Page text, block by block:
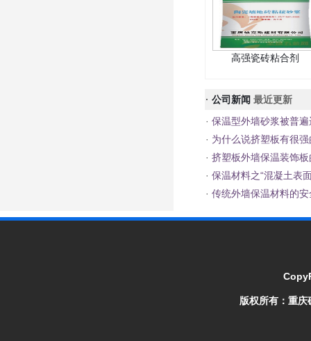
高强瓷砖粘合剂
· 公司新闻 最近更新
· 保温型外墙砂浆被普
· 为什么说挤塑板有很
· 挤塑板外墙保温装饰
· 保温材料之“混凝土表
· 传统外墙保温材料的
版权所有： 重庆